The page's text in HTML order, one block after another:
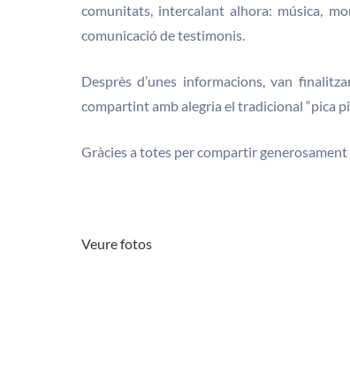
comunitats, intercalant alhora: música,
comunicació de testimonis.
Desprès d’unes informacions, van
compartint amb alegria el tradicional “pica
Gràcies a totes per compartir generosament
Veure fotos